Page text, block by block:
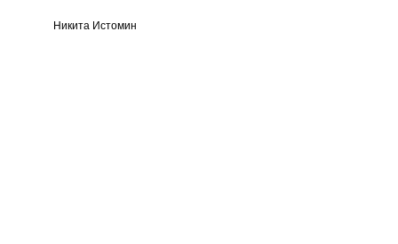
Никита Истомин